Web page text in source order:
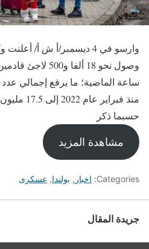
وارسو في 4 ديسمبر/أ ش أ/
ساعة الماضية؛ ما يرفع إجمالي عدد
منذ
حسبما ذكر
مشاهدة المزيد
Categories: اخبار , بولندا, عسكرى
جريدة المقال